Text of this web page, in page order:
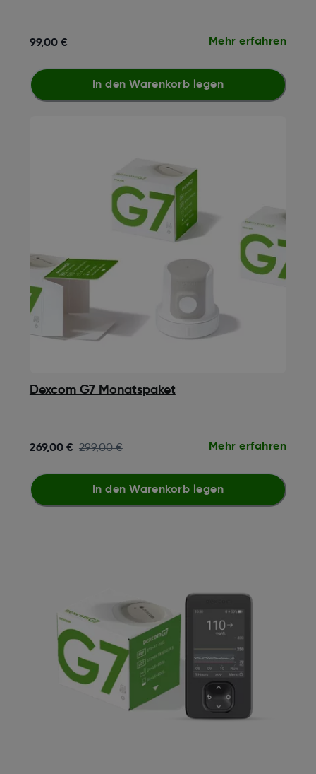
99,00 € Mehr erfahren
In den Warenkorb legen
Dexcom G7 Monatspaket
269,00 € 299,00 € Mehr erfahren
In den Warenkorb legen